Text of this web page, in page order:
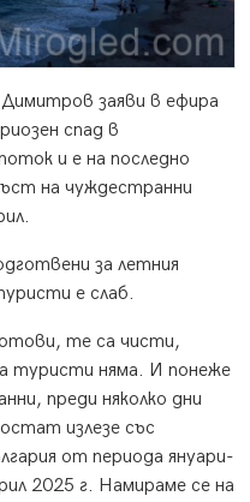
заяви в ефира
спад в
и е на последно
на чуждестранни
за летния
е слаб.
те са чисти,
туристи няма. И понеже
преди няколко дни
излезе със
от периода януари-
2025 г. Намираме се на